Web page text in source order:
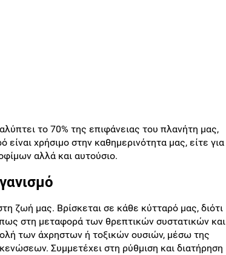
το 70% της επιφάνειας του πλανήτη μας,
χρήσιμο στην καθημερινότητα μας, είτε για
αλλά και αυτούσιο.
ζωή μας. Βρίσκεται σε κάθε κύτταρό μας, διότι
στη μεταφορά των θρεπτικών συστατικών και
των άχρηστων ή τοξικών ουσιών, μέσω της
Συμμετέχει στη ρύθμιση και διατήρηση